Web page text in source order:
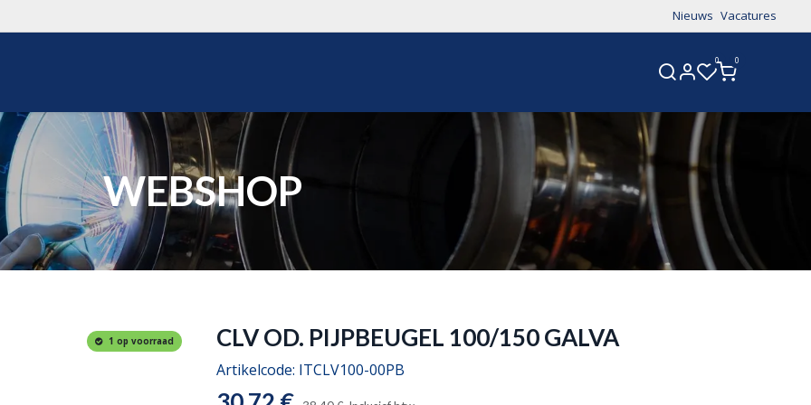
Nieuws Vacatures
0 0
WEBSHOP
1 op voorraad CLV OD. PIJPBEUGEL 100/150 GALVA
Artikelcode: ITCLV100-00PB